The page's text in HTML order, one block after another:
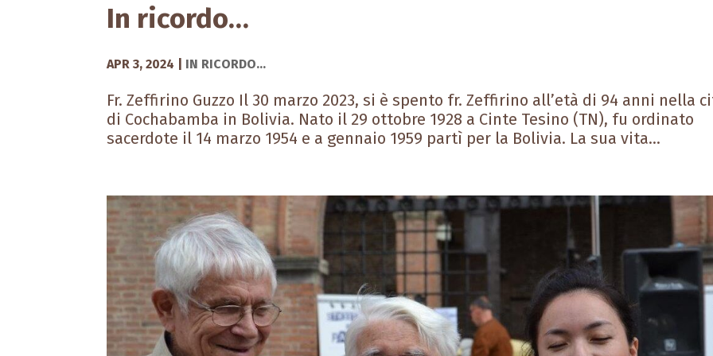
In ricordo…
APR 3, 2024 IN RICORDO...
Fr. Zeffirino Guzzo Il 30 marzo 2023, si è spento fr. Zeffirino all’età di 94 anni nella
di Cochabamba in Bolivia. Nato il 29 ottobre 1928 a Cinte Tesino (TN), fu ordinato
sacerdote il 14 marzo 1954 e a gennaio 1959 partì per la Bolivia. La sua vita...